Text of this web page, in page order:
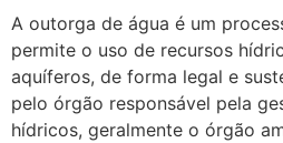
A outorga de água é um
permite o uso de recursos
aquíferos, de forma legal e
pelo órgão responsável pela
hídricos, geralmente o órgão